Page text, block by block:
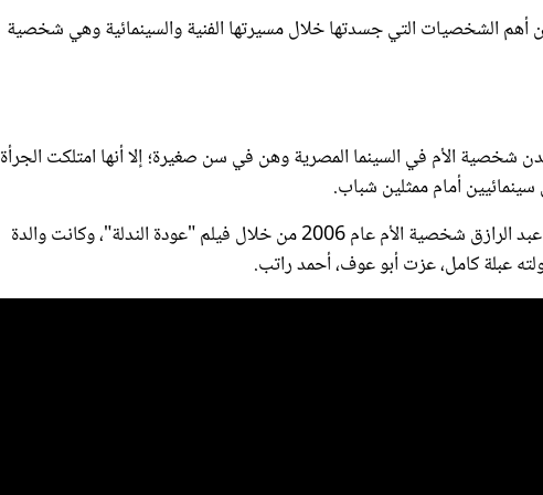
أهم الشخصيات التي جسدتها خلال مسيرتها الفنية والسينمائية وهي شخصية
شخصية الأم في السينما المصرية وهن في سن صغيرة؛ إلا أنها امتلكت الجرأة
أمام ممثلين شباب.
وجاءت التجربة السينمائية الأولى التي جسدت فيها الفنانة غادة عبد الرازق شخصية الأم عام 2006 من خلال فيلم "عودة الندلة"، وكانت والدة
عبلة كامل، عزت أبو عوف، أحمد راتب.